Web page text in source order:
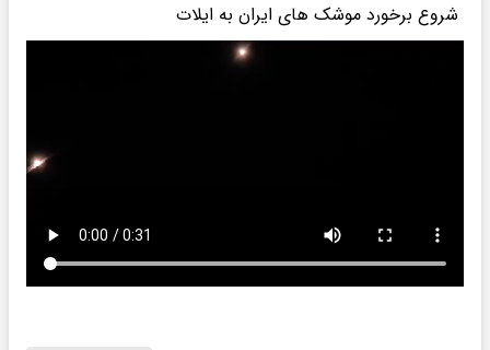
شروع برخورد موشک های ایران به ایلات